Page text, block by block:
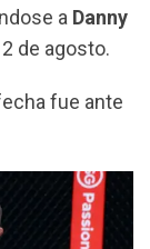
a Danny
de agosto.
fue ante